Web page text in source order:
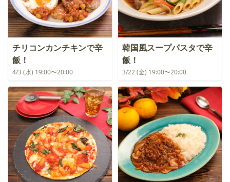
チリコンカンチキンで辛
飯！
4/3 (水) 19:00〜20:00
韓国風スープパスタで辛
飯！
3/22 (金) 19:00〜20:00